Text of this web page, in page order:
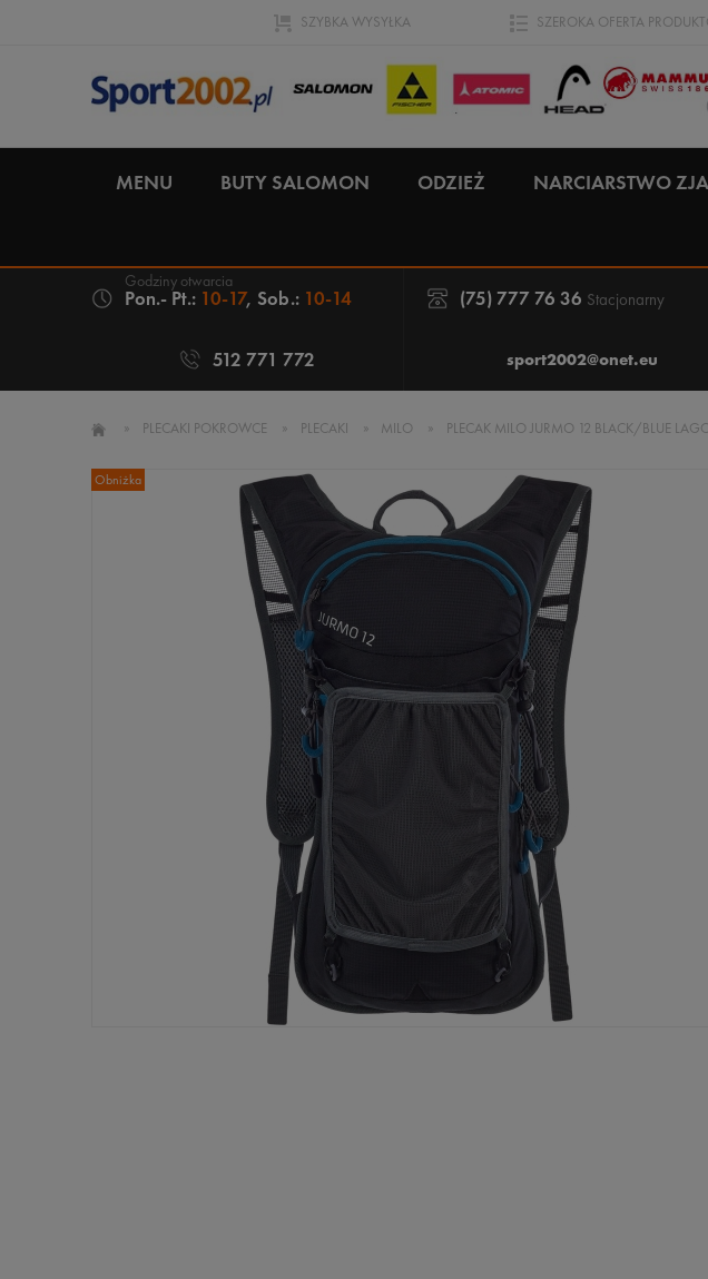
SZYBKA WYSYŁKA SZEROKA OFERTA
MENU BUTY SALOMON ODZIEŻ NARCIARSTWO
Pon.- Pt.: 10-17, Sob.: 10-14 (75) 777 76 36 Stacjonarny
512 771 772 sport2002@onet.eu
» PLECAKI POKROWCE » PLECAKI » MILO » PLECAK MILO JURMO 12 BLACK/BLUE
Obniżka